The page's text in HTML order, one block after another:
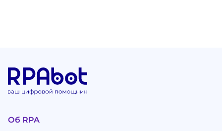
Об RPA